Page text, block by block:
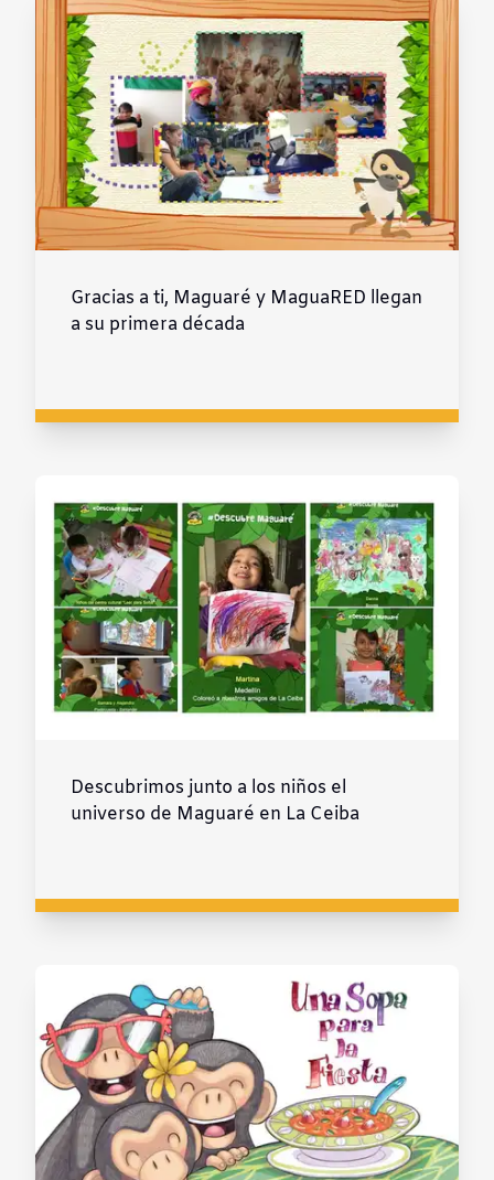
Gracias a ti, Maguaré y MaguaRED llegan
a su primera década
Descubrimos junto a los niños el
universo de Maguaré en La Ceiba